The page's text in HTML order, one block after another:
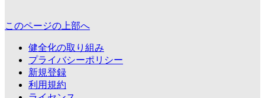
このページの上部へ
健全化の取り組み
プライバシーポリシー
新規登録
利用規約